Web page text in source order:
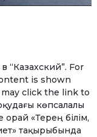
“Казахский”. For
is shown
click the link to
көпсалалы
орай «Терең білім,
тақырыбында